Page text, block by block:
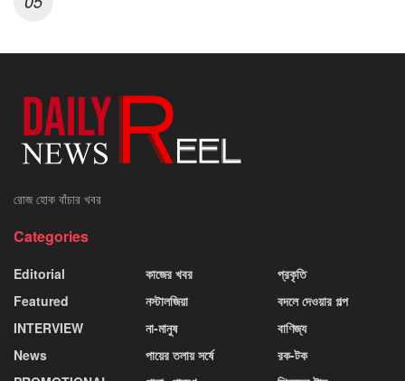
রোজ হোক বাঁচার খবর
Categories
Editorial
Featured
INTERVIEW
News
কাজের খবর
নস্টালজিয়া
না-মানুষ
পায়ের তলায় সর্ষে
প্রকৃতি
বদলে দেওয়ার গল্প
বাণিজ্য
রক-টক